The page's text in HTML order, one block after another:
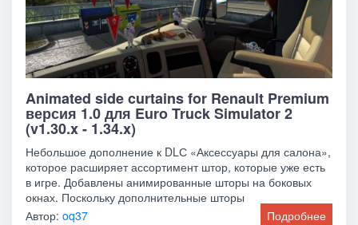
Animated side curtains for Renault Premium
версия 1.0 для Euro Truck Simulator 2
(v1.30.x - 1.34.x)
Небольшое дополнение к DLС «Аксессуары для салона»,
которое расширяет ассортимент штор, которые уже есть
в игре. Добавлены анимированные шторы на боковых
окнах. Поскольку дополнительные шторы
Автор:oq37 Подробнее